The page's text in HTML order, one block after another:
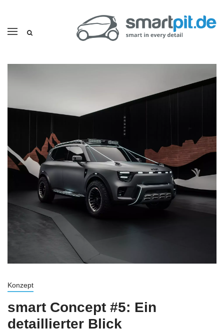
Konzept
smart Concept #5: Ein
detaillierter Blick